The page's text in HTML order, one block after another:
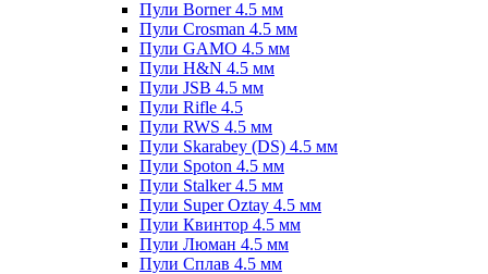
Пули Borner 4.5 мм
Пули Crosman 4.5 мм
Пули GAMO 4.5 мм
Пули H&N 4.5 мм
Пули JSB 4.5 мм
Пули Rifle 4.5
Пули RWS 4.5 мм
Пули Skarabey (DS) 4.5 мм
Пули Spoton 4.5 мм
Пули Stalker 4.5 мм
Пули Super Oztay 4.5 мм
Пули Квинтор 4.5 мм
Пули Люман 4.5 мм
Пули Сплав 4.5 мм